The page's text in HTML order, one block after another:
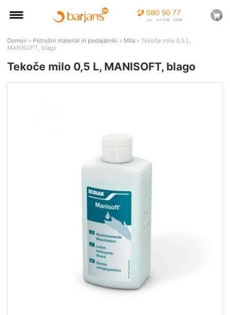
Domov » Potrošni material in podajalniki » Mila » Tekoče milo 0,5 L,
MANISOFT, blago
Tekoče milo 0,5 L, MANISOFT, blago